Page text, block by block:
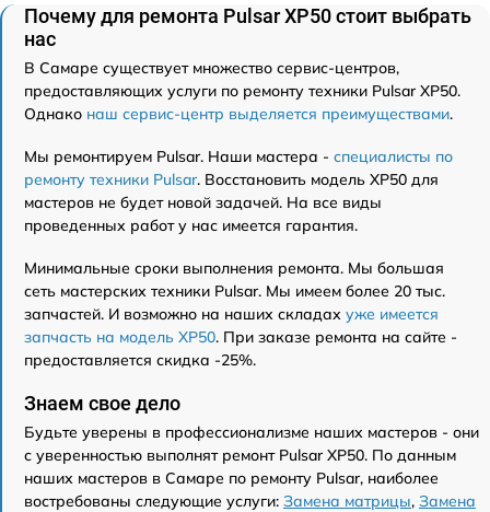
Почему для ремонта Pulsar XP50 стоит выбрать
нас
В Самаре существует множество сервис-центров,
предоставляющих услуги по ремонту техники Pulsar XP50.
Однако наш сервис-центр выделяется преимуществами.
Мы ремонтируем Pulsar. Наши мастера - специалисты по
ремонту техники Pulsar. Восстановить модель XP50 для
мастеров не будет новой задачей. На все виды
проведенных работ у нас имеется гарантия.
Минимальные сроки выполнения ремонта. Мы большая
сеть мастерских техники Pulsar. Мы имеем более 20 тыс.
запчастей. И возможно на наших складах уже имеется
запчасть на модель XP50. При заказе ремонта на сайте -
предоставляется скидка -25%.
Знаем свое дело
Будьте уверены в профессионализме наших мастеров - они
с уверенностью выполнят ремонт Pulsar XP50. По данным
наших мастеров в Самаре по ремонту Pulsar, наиболее
востребованы следующие услуги: Замена матрицы, Замена